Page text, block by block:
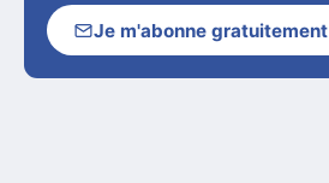
Je m'abonne gratuitement